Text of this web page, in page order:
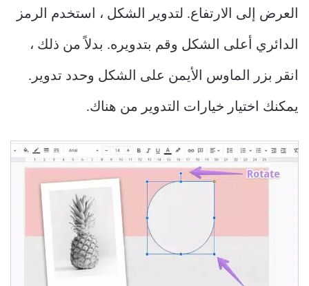
العرض إلى الارتفاع. لتدوير الشكل ، استخدم الرمز
الدائري أعلى الشكل وقم بتدويره. بدلاً من ذلك ،
انقر بزر الماوس الأيمن على الشكل وحدد تدوير.
يمكنك اختيار خيارات التدوير من هناك.